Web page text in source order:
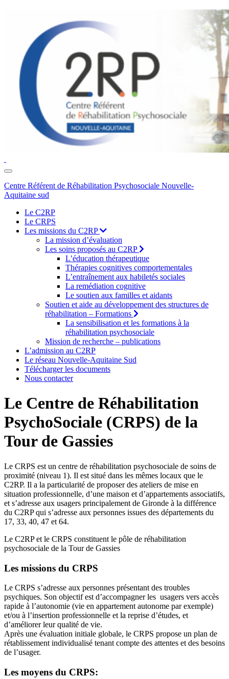
Toggle
navigation
Centre Référent de Réhabilitation Psychosociale Nouvelle-
Aquitaine sud
Le C2RP
Le CRPS
Les missions du C2RP
La mission d’évaluation
Les soins proposés au C2RP
L’éducation thérapeutique
Thérapies cognitives comportementales
L’entraînement aux habiletés sociales
La remédiation cognitive
Le soutien aux familles et aidants
Soutien et aide au développement des structures de
réhabilitation – Formations
La sensibilisation et les formations à la
réhabilitation psychosociale
Mission de recherche – publications
L’admission au C2RP
Le réseau Nouvelle-Aquitaine Sud
Télécharger les documents
Nous contacter
Le Centre de Réhabilitation
PsychoSociale (CRPS) de la
Tour de Gassies
Le CRPS est un centre de réhabilitation psychosociale de soins de
proximité (niveau 1). Il est situé dans les mêmes locaux que le
C2RP. Il a la particularité de proposer des ateliers de mise en
situation professionnelle, d’une maison et d’appartements associatifs,
et s’adresse aux usagers principalement de Gironde à la différence
du C2RP qui s’adresse aux personnes issues des départements du
17, 33, 40, 47 et 64.
Le C2RP et le CRPS constituent le pôle de réhabilitation
psychosociale de la Tour de Gassies
Les missions du CRPS
Le CRPS s’adresse aux personnes présentant des troubles
psychiques. Son objectif est d’accompagner les usagers vers accès
rapide à l’autonomie (vie en appartement autonome par exemple)
et/ou à l’insertion professionnelle et la reprise d’études, et
d’améliorer leur qualité de vie.
Après une évaluation initiale globale, le CRPS propose un plan de
rétablissement individualisé tenant compte des attentes et des besoins
de l’usager.
Les moyens du CRPS: